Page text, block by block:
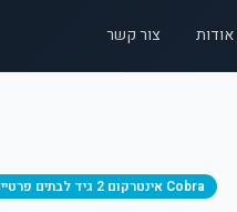
אודות צור קשר
Cobra אינטרקום 2 גיד לבתים פרטיים